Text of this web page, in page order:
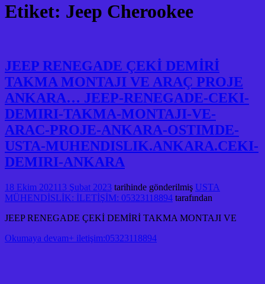
Etiket: Jeep Cherookee
JEEP RENEGADE ÇEKİ DEMİRİ
TAKMA MONTAJI VE ARAÇ PROJE
ANKARA… JEEP-RENEGADE-CEKI-
DEMIRI-TAKMA-MONTAJI-VE-
ARAC-PROJE-ANKARA-OSTIMDE-
USTA-MUHENDISLIK.ANKARA.CEKI-
DEMIRI-ANKARA
18 Ekim 2021 13 Şubat 2023 tarihinde gönderilmiş USTA
MÜHENDİSLİK: İLETİŞİM: 05323118894 tarafından
JEEP RENEGADE ÇEKİ DEMİRİ TAKMA MONTAJI VE
Okumaya devam+ iletişim:05323118894